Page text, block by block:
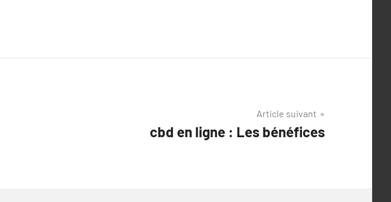
Article suivant
cbd en ligne : Les bénéfices